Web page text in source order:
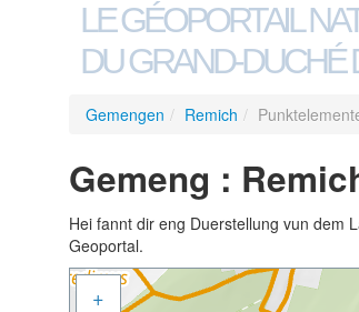
LE GÉOPORTAIL
DU GRAND-
Gemengen / Remich /
Gemeng :
Hei fannt dir eng Duerstellung vun dem
Geoportal.
+